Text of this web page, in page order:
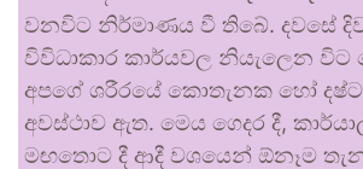
වනවිට නිර්මාණය වී තිබේ. දවසේ
විවිධාකාර කාර්යවල නියැලෙන විට
අපගේ ශරීරයේ කොතැනක හෝ
අවස්ථාව ඇත. මෙය ගෙදර දී,
මඟතොට දී ආදී වශයෙන් ඕනෑම